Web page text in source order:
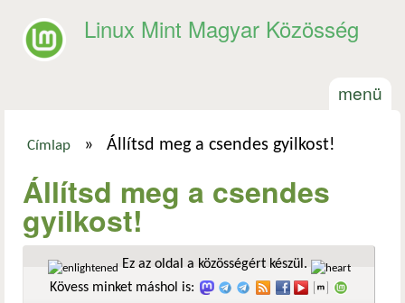
Linux Mint Magyar Közösség
menü
Jelenlegi hely
Címlap » Állítsd meg a csendes gyilkost!
Állítsd meg a csendes
gyilkost!
Ez az oldal a közösségért készül.
Kövess minket máshol is: